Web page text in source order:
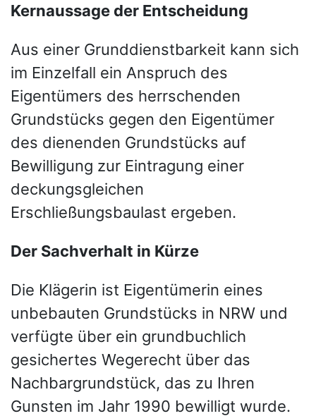
Kernaussage der Entscheidung
Aus einer Grunddienstbarkeit kann sich
im Einzelfall ein Anspruch des
Eigentümers des herrschenden
Grundstücks gegen den Eigentümer
des dienenden Grundstücks auf
Bewilligung zur Eintragung einer
deckungsgleichen
Erschließungsbaulast ergeben.
Der Sachverhalt in Kürze
Die Klägerin ist Eigentümerin eines
unbebauten Grundstücks in NRW und
verfügte über ein grundbuchlich
gesichertes Wegerecht über das
Nachbargrundstück, das zu Ihren
Gunsten im Jahr 1990 bewilligt wurde.